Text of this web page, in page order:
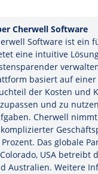
Cherwell Software
Software ist ein
eine intuitive
basiert auf einer
der Kosten und
und zu
Cherwell
Prozent. Das globale
USA betreibt
Australien. Weitere